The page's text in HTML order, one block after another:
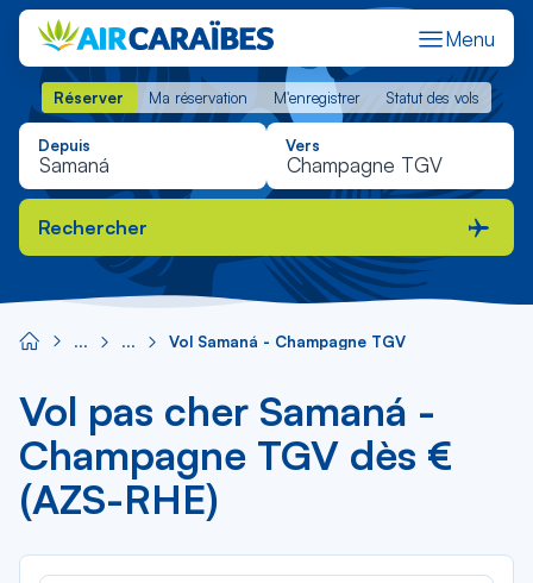
Menu
Réserver Ma réservation M'enregistrer Statut des vols
Réserver Ma réservation M'enregistrer Statut des vols
Depuis Vers
Rechercher
Vol Samaná - Champagne TGV
Vol pas cher Samaná -
Champagne TGV dès €
(AZS-RHE)